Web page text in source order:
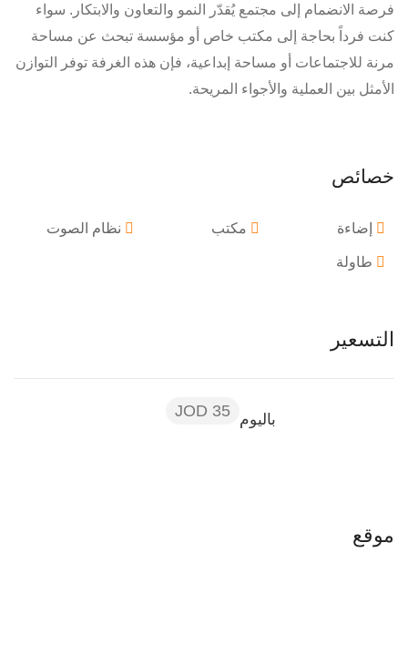
فرصة الانضمام إلى مجتمع يُقدّر النمو والتعاون والابتكار. سواء
كنت فرداً بحاجة إلى مكتب خاص أو مؤسسة تبحث عن مساحة
مرنة للاجتماعات أو مساحة إبداعية، فإن هذه الغرفة توفر التوازن
الأمثل بين العملية والأجواء المريحة.
خصائص
إضاءة مكتب نظام الصوت
طاولة
التسعير
باليوم 35 JOD
موقع